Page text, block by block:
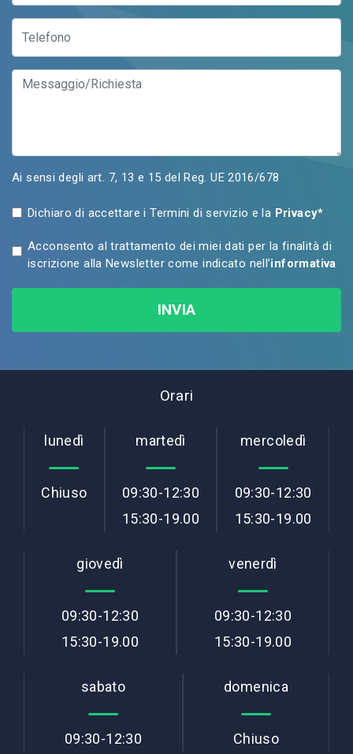
Ai sensi degli art. 7, 13 e 15 del Reg. UE 2016/678
Dichiaro di accettare i Termini di servizio e la Privacy*
Acconsento al trattamento dei miei dati per la finalità di
iscrizione alla Newsletter come indicato nell’informativa
INVIA
Orari
lunedì
Chiuso
martedì
09:30-12:30
15:30-19.00
mercoledì
09:30-12:30
15:30-19.00
giovedì
09:30-12:30
15:30-19.00
venerdì
09:30-12:30
15:30-19.00
sabato
09:30-12:30
domenica
Chiuso